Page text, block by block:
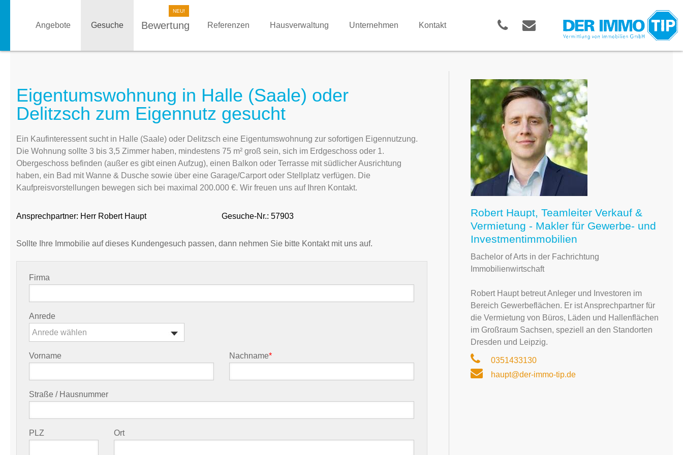
Angebote Gesuche Bewertung Referenzen Hausverwaltung Unternehmen Kontakt
Eigentumswohnung in Halle (Saale) oder
Delitzsch zum Eigennutz gesucht
Ein Kaufinteressent sucht in Halle (Saale) oder Delitzsch eine Eigentumswohnung zur sofortigen Eigennutzung.
Die Wohnung sollte 3 bis 3,5 Zimmer haben, mindestens 75 m² groß sein, sich im Erdgeschoss oder 1.
Obergeschoss befinden (außer es gibt einen Aufzug), einen Balkon oder Terrasse mit südlicher Ausrichtung
haben, ein Bad mit Wanne & Dusche sowie über eine Garage/Carport oder Stellplatz verfügen. Die
Kaufpreisvorstellungen bewegen sich bei maximal 200.000 €. Wir freuen uns auf Ihren Kontakt.
Ansprechpartner: Herr Robert Haupt Gesuche-Nr.: 57903
Sollte Ihre Immobilie auf dieses Kundengesuch passen, dann nehmen Sie bitte Kontakt mit uns auf.
Firma
Anrede
Anrede wählen
Vorname Nachname*
Straße / Hausnummer
PLZ Ort
Robert Haupt, Teamleiter Verkauf &
Vermietung - Makler für Gewerbe- und
Investmentimmobilien
Bachelor of Arts in der Fachrichtung
Immobilienwirtschaft
Robert Haupt betreut Anleger und Investoren im
Bereich Gewerbeflächen. Er ist Ansprechpartner für
die Vermietung von Büros, Läden und Hallenflächen
im Großraum Sachsen, speziell an den Standorten
Dresden und Leipzig.
0351433130
haupt@der-immo-tip.de